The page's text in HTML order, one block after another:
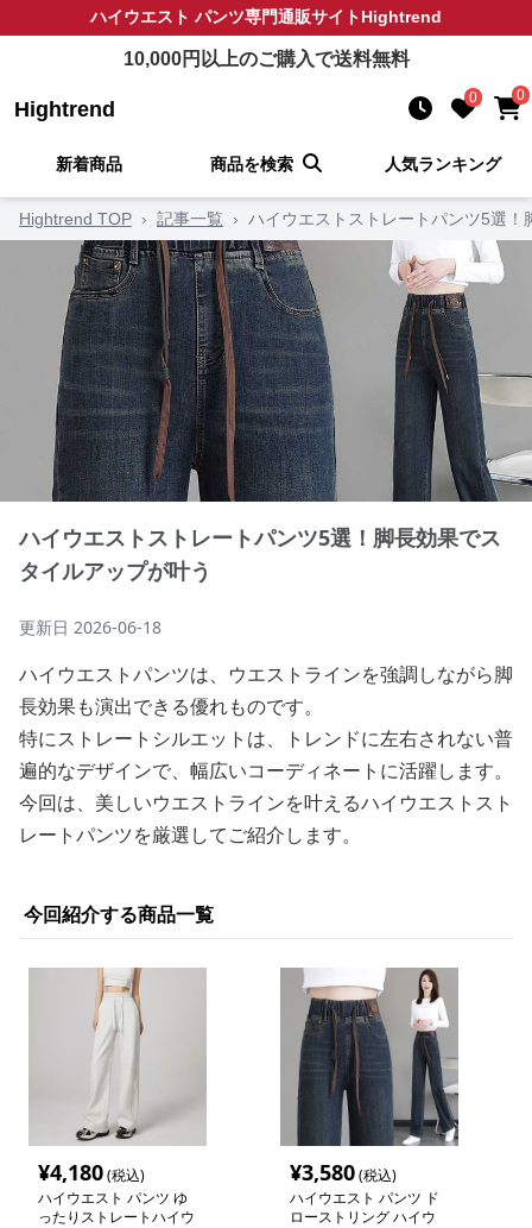
ハイウエスト パンツ専門通販サイトHightrend
10,000円以上のご購入で送料無料
Hightrend 0 0
新着商品 商品を検索 人気ランキング
Hightrend TOP › 記事一覧 › ハイウエストストレートパンツ5選
ハイウエストストレートパンツ5選！脚長効果でス
タイルアップが叶う
更新日 2026-06-18
ハイウエストパンツは、ウエストラインを強調しながら脚
長効果も演出できる優れものです。
特にストレートシルエットは、トレンドに左右されない普
遍的なデザインで、幅広いコーディネートに活躍します。
今回は、美しいウエストラインを叶えるハイウエストスト
レートパンツを厳選してご紹介します。
今回紹介する商品一覧
¥4,180(税込)
ハイウエスト パンツ ゆ
ったりストレートハイウ
¥3,580(税込)
ハイウエスト パンツ ド
ローストリング ハイウ